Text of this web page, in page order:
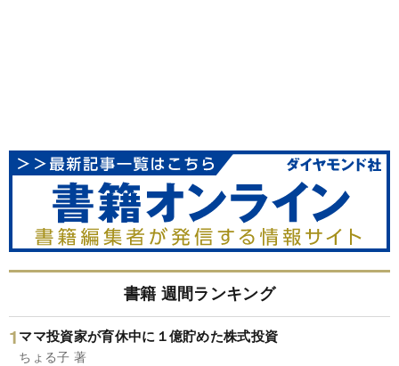
書籍 週間ランキング
ママ投資家が育休中に１億貯めた株式投資
ちょる子 著